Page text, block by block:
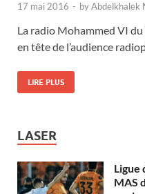
17 mai 2016 - byAbdelkhalek
La radio Mohammed VI
en tête de l’audience
LIRE PLUS
LASER
Ligue
MAS